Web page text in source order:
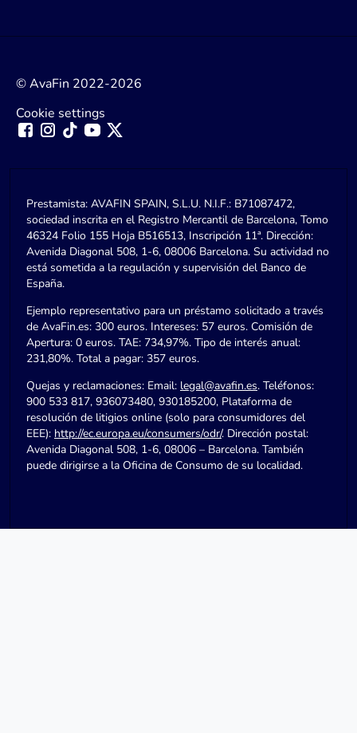
© AvaFin 2022-2026
Cookie settings
Prestamista: AVAFIN SPAIN, S.L.U. N.I.F.: B71087472,
sociedad inscrita en el Registro Mercantil de Barcelona, Tomo
46324 Folio 155 Hoja B516513, Inscripción 11ª. Dirección:
Avenida Diagonal 508, 1-6, 08006 Barcelona. Su actividad no
está sometida a la regulación y supervisión del Banco de
España.
Ejemplo representativo para un préstamo solicitado a través
de AvaFin.es: 300 euros. Intereses: 57 euros. Comisión de
Apertura: 0 euros. TAE: 734,97%. Tipo de interés anual:
231,80%. Total a pagar: 357 euros.
Quejas y reclamaciones: Email: legal@avafin.es. Teléfonos:
900 533 817, 936073480, 930185200, Plataforma de
resolución de litigios online (solo para consumidores del
EEE): http://ec.europa.eu/consumers/odr/. Dirección postal:
Avenida Diagonal 508, 1-6, 08006 – Barcelona. También
puede dirigirse a la Oficina de Consumo de su localidad.